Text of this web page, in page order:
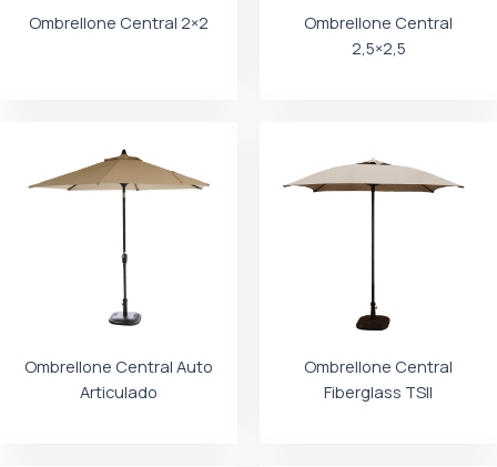
Ombrellone Central 2×2
Ombrellone Central
2,5×2,5
Ombrellone Central Auto
Articulado
Ombrellone Central
Fiberglass TSII